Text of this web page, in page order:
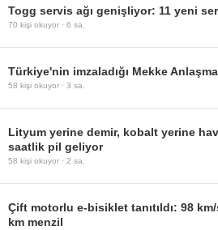
Togg servis ağı genişliyor: 11 yeni
70 kişi okuyor · 6 sa.
Türkiye'nin imzaladığı Mekke
58 kişi okuyor · 3 sa.
Lityum yerine demir, kobalt yerine
saatlik pil geliyor
58 kişi okuyor · 2 sa.
Çift motorlu e-bisiklet tanıtıldı: 98 km/
km menzil